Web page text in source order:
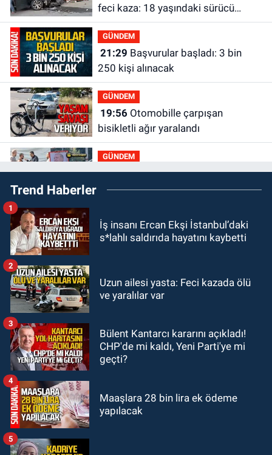
feci kaza: 18 yaşındaki sürücü
hayatını kaybetti
GÜNDEM
21:29
250 kişi alınacak
GÜNDEM
19:56Otomobille çarpışan
bisikletli ağır yaralandı
GÜNDEM
19:46Cumhurbaşkanı Erdoğan’ın
fotoğrafını söküp indirdi
18:48Yeni başkan belli oldu:
Kongrede dostluk mesajları
18:36AK Parti teşkilatları
GÜNDEM
18:18Gurbetçi Elmaslar
Zonguldakspor’a destek oldu
Trend Haberler
İş insanı Ercan Ekşi İstanbul’daki
s*lahlı saldırıda hayatını kaybetti
1
Uzun ailesi yasta: Feci kazada ölü
ve yaralılar var
2
Bülent Kantarcı kararını açıkladı!
CHP'de mi kaldı, Yeni Parti'ye mi
geçti?
3
Maaşlara 28 bin lira ek ödeme
yapılacak
4
5